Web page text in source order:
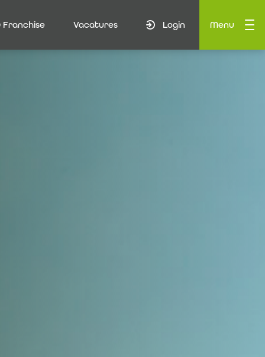
Franchise Vacatures Login Menu